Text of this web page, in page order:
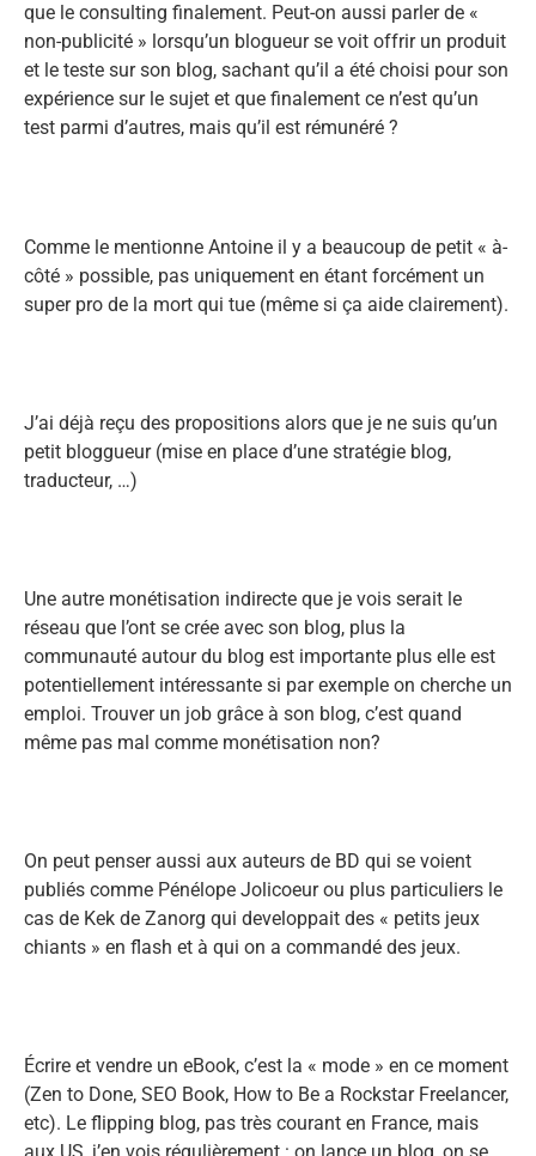
que le consulting finalement. Peut-on aussi parler de «
non-publicité » lorsqu’un blogueur se voit offrir un produit
et le teste sur son blog, sachant qu’il a été choisi pour son
expérience sur le sujet et que finalement ce n’est qu’un
test parmi d’autres, mais qu’il est rémunéré ?
Comme le mentionne Antoine il y a beaucoup de petit « à-
côté » possible, pas uniquement en étant forcément un
super pro de la mort qui tue (même si ça aide clairement).
J’ai déjà reçu des propositions alors que je ne suis qu’un
petit bloggueur (mise en place d’une stratégie blog,
traducteur, …)
Une autre monétisation indirecte que je vois serait le
réseau que l’ont se crée avec son blog, plus la
communauté autour du blog est importante plus elle est
potentiellement intéressante si par exemple on cherche un
emploi. Trouver un job grâce à son blog, c’est quand
même pas mal comme monétisation non?
On peut penser aussi aux auteurs de BD qui se voient
publiés comme Pénélope Jolicoeur ou plus particuliers le
cas de Kek de Zanorg qui developpait des « petits jeux
chiants » en flash et à qui on a commandé des jeux.
Écrire et vendre un eBook, c’est la « mode » en ce moment
(Zen to Done, SEO Book, How to Be a Rockstar Freelancer,
etc). Le flipping blog, pas très courant en France, mais